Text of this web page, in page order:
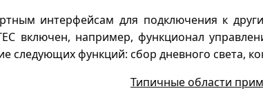
интерфейсам для подключения к
включен, например, функционал
следующих функций: сбор дневного света,
Типичные области